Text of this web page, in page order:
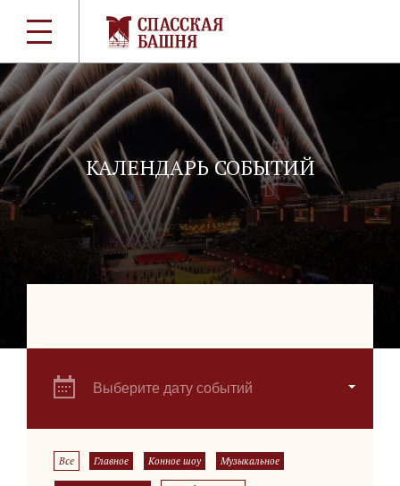
КАЛЕНДАРЬ СОБЫТИЙ
Выберите дату событий
Все Главное Конное шоу Музыкальное